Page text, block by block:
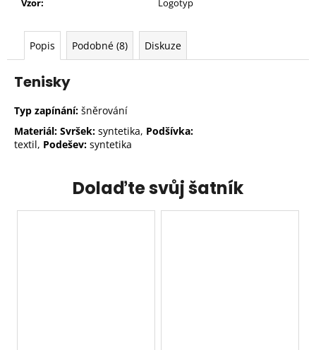
Popis Podobné (8) Diskuze
Tenisky
Typ zapínání: šněrování
Materiál: Svršek: syntetika, Podšívka:
textil, Podešev: syntetika
Dolaďte svůj šatník